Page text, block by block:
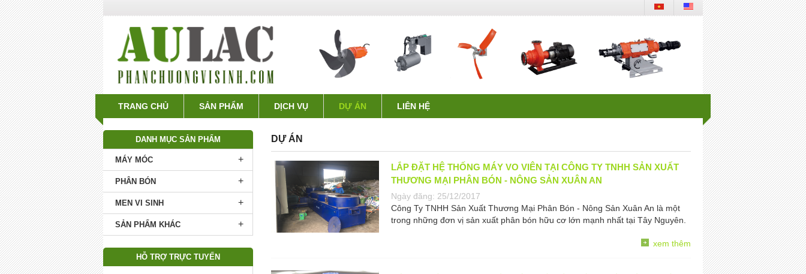
TRANG CHỦ SẢN PHẨM DỊCH VỤ DỰ ÁN LIÊN HỆ
DỰ ÁN
LẮP ĐẶT HỆ THỐNG MÁY VO VIÊN TẠI CÔNG TY TNHH SẢN XUẤT
THƯƠNG MẠI PHÂN BÓN - NÔNG SẢN XUÂN AN
Ngày đăng: 25/12/2017
Công Ty TNHH Sản Xuất Thương Mại Phân Bón - Nông Sản Xuân An là một
trong những đơn vị sản xuất phân bón hữu cơ lớn mạnh nhất tại Tây Nguyên.
xem thêm
DANH MỤC SẢN PHẨM
MÁY MÓC +
PHÂN BÓN +
MEN VI SINH +
SẢN PHẨM KHÁC +
HỖ TRỢ TRỰC TUYẾN